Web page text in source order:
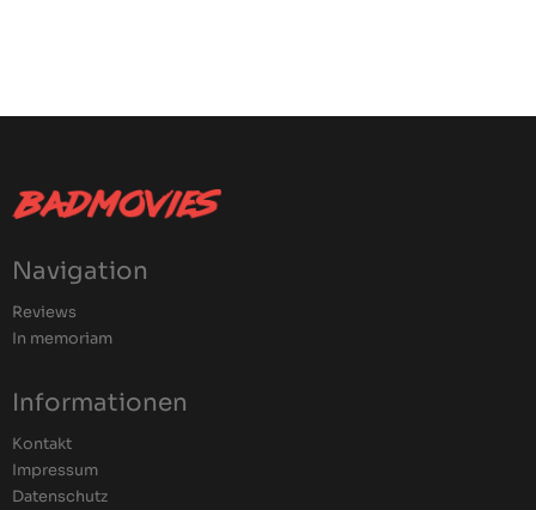
Navigation
Reviews
In memoriam
Informationen
Kontakt
Impressum
Datenschutz